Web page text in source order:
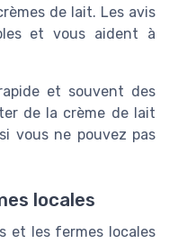
de lait. Les avis
et vous aident à
et souvent des
de la crème de lait
vous ne pouvez pas
locales
et les fermes locales